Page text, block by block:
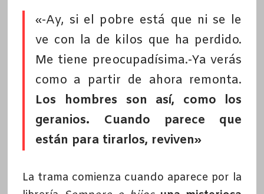
«-Ay, si el pobre está que ni se le
ve con la de kilos que ha perdido.
Me tiene preocupadísima.-Ya verás
como a partir de ahora remonta.
Los hombres son así, como los
geranios. Cuando parece que
están para tirarlos, reviven»
La trama comienza cuando aparece por la